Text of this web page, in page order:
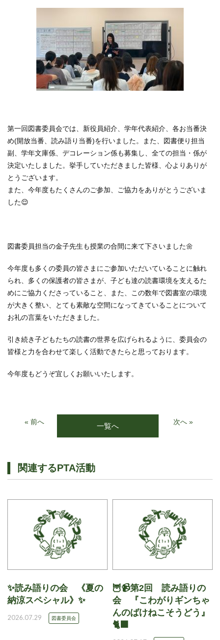
第一回図書委員会では、新役員紹介、学年代表紹介、各お当番決
め(開放当番、読み語り当番)を行いました。また、図書便り担当
副、学年文庫係、デコレーション係も募集し、全ての担当・係が
決定いたしました。挙手していただきました皆様、心よりありが
とうございます。
また、今年度もたくさんのご参加、ご協力をありがとうございま
した😌
図書委員担当の金子先生も授業の合間に来て下さいました🌼
今年度も多くの委員の皆さまにご参加いただいていることに触れ
られ、多くの保護者の皆さまが、子ども達の読書環境を支えるた
めにご協力くださっていること、また、この数年で図書室の環境
が大きく整い、とても素敵な空間になってきていることについて
お礼の言葉をいただきました。
引き続き子どもたちの読書の世界を広げられるように、委員会の
皆様と力を合わせて楽しく活動できたらと思っております。
今年度もどうぞ宜しくお願いいたします。
« 前へ 一覧へ 次へ »
関連するPTA活動
✨読み語りの会 《夏の
納涼スペシャル》✨
2026.07.29 図書委員会
🦉📹第2回 読み語りの
会 『こわがりギンちゃ
んのばけねこそうどう』
🐈‍⬛